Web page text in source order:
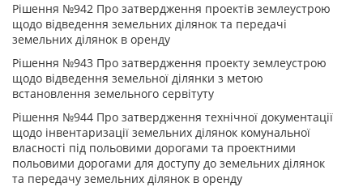
Рішення №942 Про затвердження проектів землеустрою
щодо відведення земельних ділянок та передачі
земельних ділянок в оренду
Рішення №943 Про затвердження проекту землеустрою
щодо відведення земельної ділянки з метою
встановлення земельного сервітуту
Рішення №944 Про затвердження технічної документації
щодо інвентаризації земельних ділянок комунальної
власності під польовими дорогами та проектними
польовими дорогами для доступу до земельних ділянок
та передачу земельних ділянок в оренду